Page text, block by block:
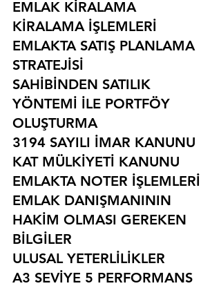
EMLAK KİRALAMA
KİRALAMA İŞLEMLERİ
EMLAKTA SATIŞ PLANLAMA
STRATEJİSİ
SAHİBİNDEN SATILIK
YÖNTEMİ İLE PORTFÖY
OLUŞTURMA
3194 SAYILI İMAR KANUNU
KAT MÜLKİYETİ KANUNU
EMLAKTA NOTER İŞLEMLERİ
EMLAK DANIŞMANININ
HAKİM OLMASI GEREKEN
BİLGİLER
ULUSAL YETERLİLİKLER
A3 SEVİYE 5 PERFORMANS